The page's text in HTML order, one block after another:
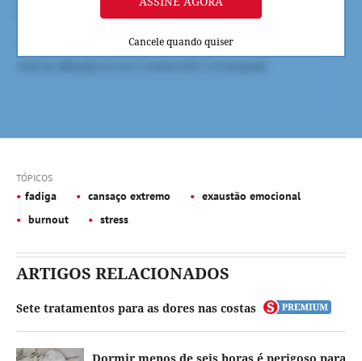
Cancele quando quiser
TÓPICOS
fadiga cansaço extremo
exaustão emocional
burnout
stress
ARTIGOS RELACIONADOS
Sete tratamentos para as dores nas costas